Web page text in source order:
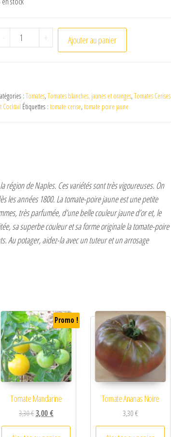
- quantité de Tomate Poire Jaune
+ Ajouter au panier
: Tomates, Tomates blanches, jaunes et oranges, Tomates Cerises
Cocktail Étiquettes : tomate cerise, tomate poire jaune
de Naples. Ces variétés sont très vigoureuses. On
les années 1800. La tomate-poire jaune est une petite
très parfumée, d’une belle couleur jaune d’or et, le
sa superbe couleur et sa forme originale la tomate-poire
Au potager, aidez-la avec un tuteur et un arrosage
Promo !
Tomate Mandarine
3,30€Le prix initial était : 3,30 €.
3,00 €Le prix actuel est : 3,00 €.
Tomate Ananas Noire
3,30€